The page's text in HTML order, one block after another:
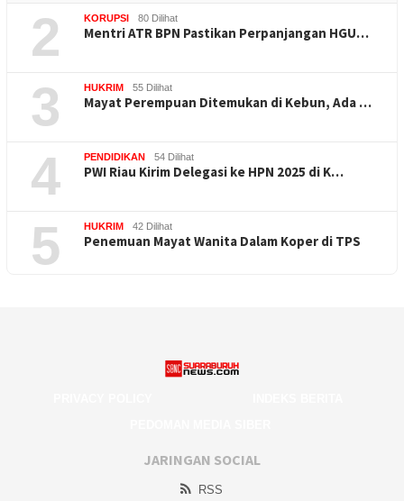
2 KORUPSI 80 Dilihat
Mentri ATR BPN Pastikan Perpanjangan HGU…
3 HUKRIM 55 Dilihat
Mayat Perempuan Ditemukan di Kebun, Ada …
4 PENDIDIKAN 54 Dilihat
PWI Riau Kirim Delegasi ke HPN 2025 di K…
5 HUKRIM 42 Dilihat
Penemuan Mayat Wanita Dalam Koper di TPS
JARINGAN SOCIAL
RSS